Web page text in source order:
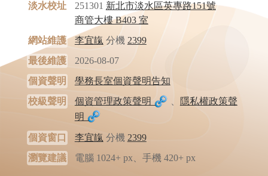
淡水校址 251301 新北市淡水區英專路151號
商管大樓 B403 室
網站維護
李宜靝 分機 2399
最後維護
2026-08-07
個資聲明
學務長室個資聲明告知
校級聲明
個資管理政策聲明
隱私權政策聲
明
個資窗口 李宜靝 分機 2399
瀏覽建議
電腦 1024+ px、手機 420+ px